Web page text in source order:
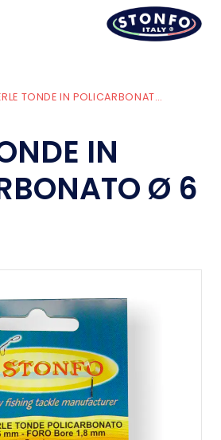
PERLE TONDE IN POLICARBONATO Ø 6 mm
IN
Ø 6